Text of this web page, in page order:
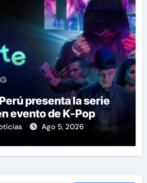
presenta la serie
evento de K-Pop
Ago 5, 2026